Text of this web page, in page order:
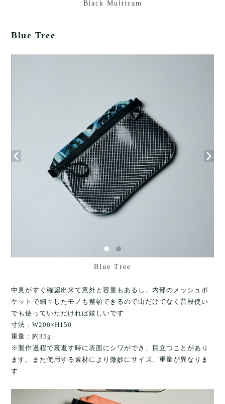
Black Multicam
Blue Tree
Blue Tree
中見がすぐ確認出来て意外と容量もあるし、内部のメッシュポ
ケットで細々したモノも整頓できるので山だけでなく普段使い
でも使っていただければ嬉しいです
寸法 : W200×H150
重量 : 約35g
※製作過程で裏返す時に表面にシワができ、目立つことがあり
ます。また使用する素材により微妙にサイズ、重量が異なりま
す